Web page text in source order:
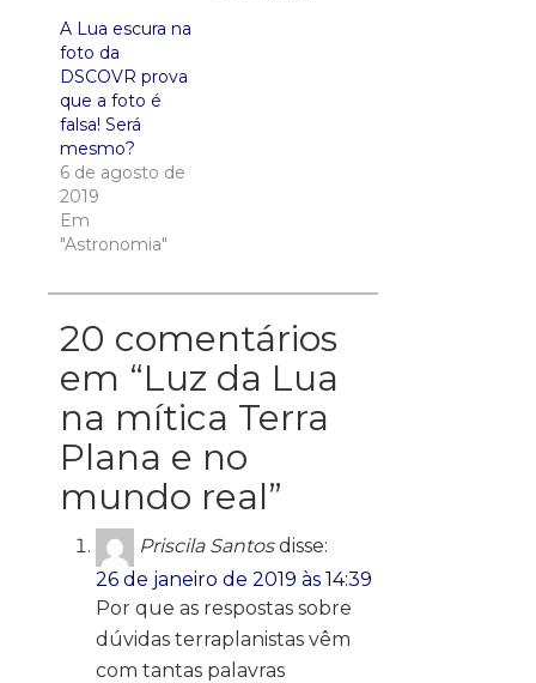
A Lua escura na
foto da
DSCOVR prova
que a foto é
falsa! Será
mesmo?
6 de agosto de
2019
Em
"Astronomia"
20 comentários
em “Luz da Lua
na mítica Terra
Plana e no
mundo real”
Priscila Santos disse:
26 de janeiro de 2019 às 14:39
Por que as respostas sobre
dúvidas terraplanistas vêm
com tantas palavras